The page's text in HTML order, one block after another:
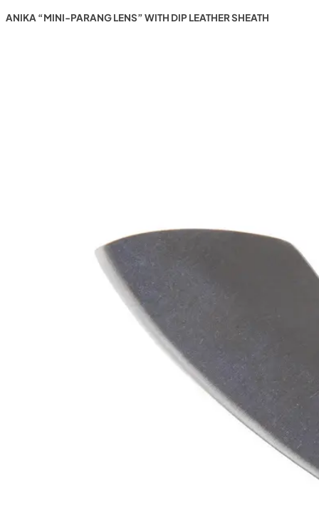
ANIKA “MINI-PARANG LENS” WITH DIP LEATHER SHEATH